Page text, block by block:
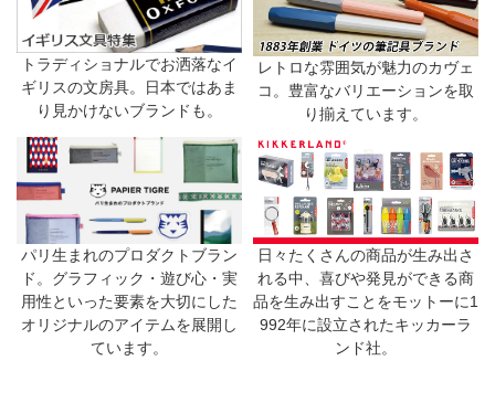
トラディショナルでお洒落なイ
ギリスの文房具。日本ではあま
り見かけないブランドも。
レトロな雰囲気が魅力のカヴェ
コ。豊富なバリエーションを取
り揃えています。
パリ生まれのプロダクトブラン
ド。グラフィック・遊び心・実
用性といった要素を大切にした
オリジナルのアイテムを展開し
ています。
日々たくさんの商品が生み出さ
れる中、喜びや発見ができる商
品を生み出すことをモットーに1
992年に設立されたキッカーラ
ンド社。